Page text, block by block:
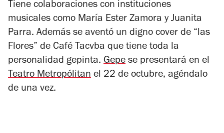
Tiene colaboraciones con instituciones
musicales como María Ester Zamora y Juanita
Parra. Además se aventó un digno cover de “las
Flores” de Café Tacvba que tiene toda la
personalidad gepinta. Gepe se presentará en el
Teatro Metropólitan el 22 de octubre, agéndalo
de una vez.